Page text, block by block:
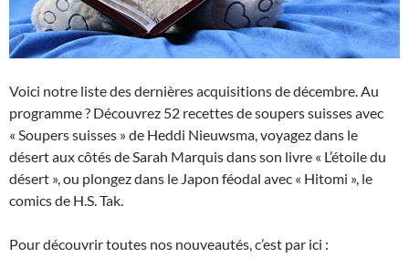
Voici notre liste des dernières acquisitions de décembre. Au
programme ? Découvrez 52 recettes de soupers suisses avec
« Soupers suisses » de Heddi Nieuwsma, voyagez dans le
désert aux côtés de Sarah Marquis dans son livre « L’étoile du
désert », ou plongez dans le Japon féodal avec « Hitomi », le
comics de H.S. Tak.
Pour découvrir toutes nos nouveautés, c’est par ici :